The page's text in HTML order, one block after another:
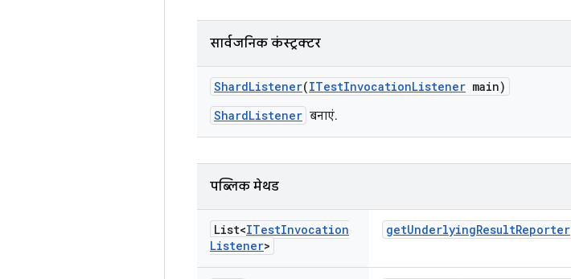
सार्वजनिक कंस्ट्रक्टर
ShardListener(ITestInvocationListener main)
ShardListener बनाएं.
पब्लिक मेथड
List<ITestInvocation
Listener>
getUnderlyingResultReporter